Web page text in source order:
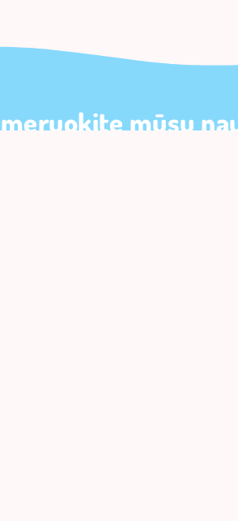
mūsų